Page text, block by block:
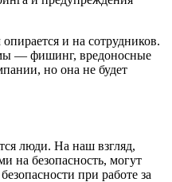
и на сотрудников.
— фишинг, вредоносные
но она не будет
люди. На наш взгляд,
на безопасность, могут
при работе за